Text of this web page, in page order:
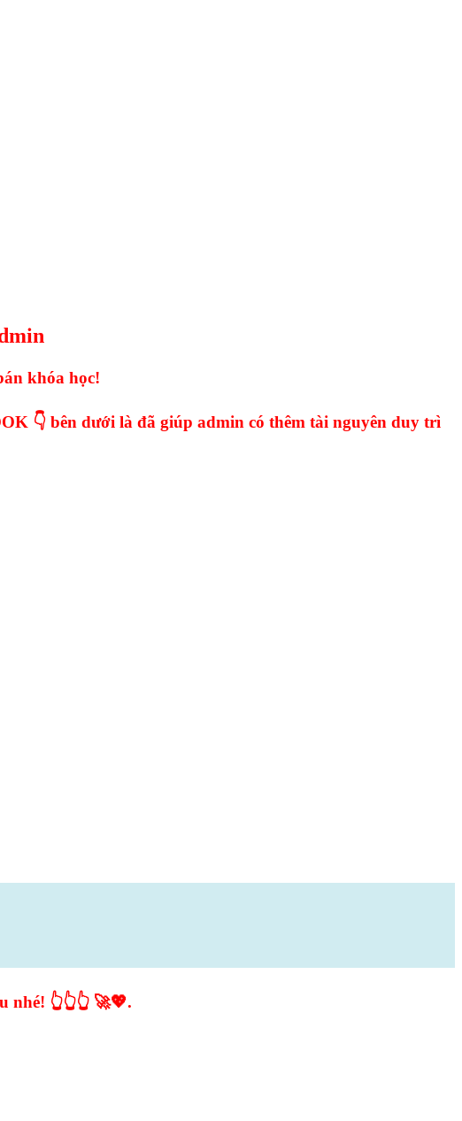
khóa học!
👇 bên dưới là đã giúp admin có thêm tài nguyên duy trì
👆👆👆 🚀💖.